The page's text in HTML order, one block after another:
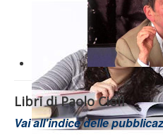
Libri di Paolo Ciofi
Vai all'indice delle